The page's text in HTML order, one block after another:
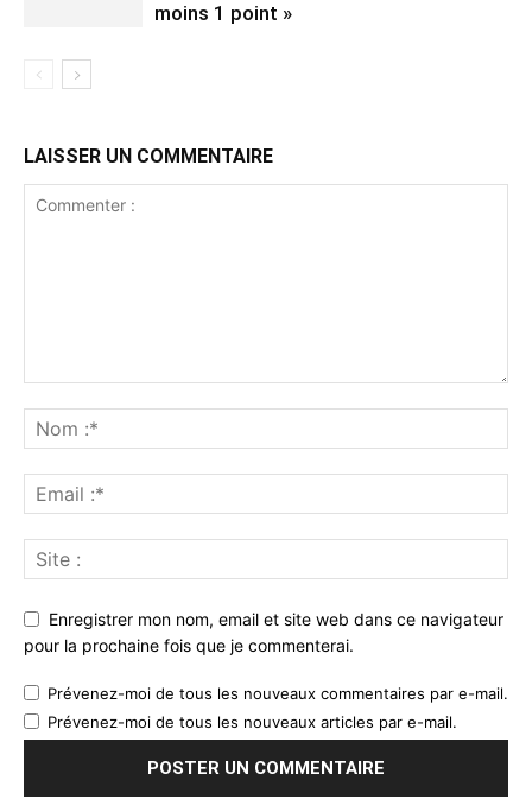
moins 1 point »
LAISSER UN COMMENTAIRE
Enregistrer mon nom, email et site web dans ce navigateur
pour la prochaine fois que je commenterai.
Prévenez-moi de tous les nouveaux commentaires par e-mail.
Prévenez-moi de tous les nouveaux articles par e-mail.